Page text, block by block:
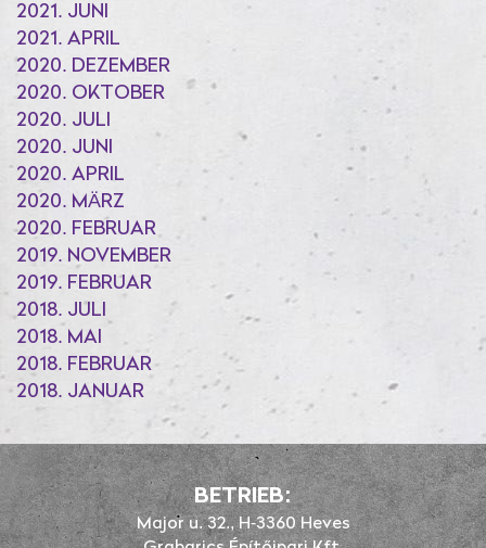
2021. JUNI
2021. APRIL
2020. DEZEMBER
2020. OKTOBER
2020. JULI
2020. JUNI
2020. APRIL
2020. MÄRZ
2020. FEBRUAR
2019. NOVEMBER
2019. FEBRUAR
2018. JULI
2018. MAI
2018. FEBRUAR
2018. JANUAR
BETRIEB:
Major u. 32., H-3360 Heves